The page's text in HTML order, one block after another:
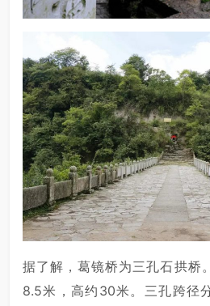
据了解，葛镜桥为三孔石拱桥
8.5米，高约30米。三孔跨径